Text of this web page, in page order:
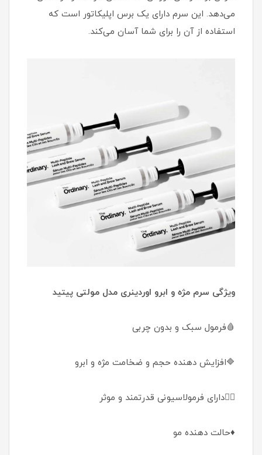
می‌دهد. این سرم دارای یک برس اپلیکاتور است که
استفاده از آن را برای شما آسان می‌کند.
ویژگی سرم مژه و ابرو اوردینری مدل مولتی پیتید
🩸فرمول سبک و بدون چربی
🔷افزایش دهنده حجم و ضخامت مژه و ابرو
👌🏼دارای فرمولاسیونی قدرتمند و موثر
♦️حالت دهنده مو